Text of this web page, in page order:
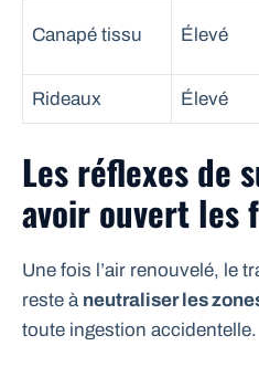
Canapé tissu Élevé
Rideaux Élevé
Les réflexes de
avoir ouvert les
Une fois l’air renouvelé, le
reste à neutraliser les
toute ingestion accidentelle.